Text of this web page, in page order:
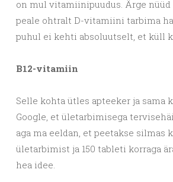
on mul vitamiinipuudus. Ärge
peale ohtralt D-vitamiini tarbima
puhul ei kehti absoluutselt, et küll
B12-vitamiin
Selle kohta ütles apteeker ja sama
Google, et ületarbimisega
aga ma eeldan, et peetakse silmas
ületarbimist ja 150 tableti korraga
hea idee.